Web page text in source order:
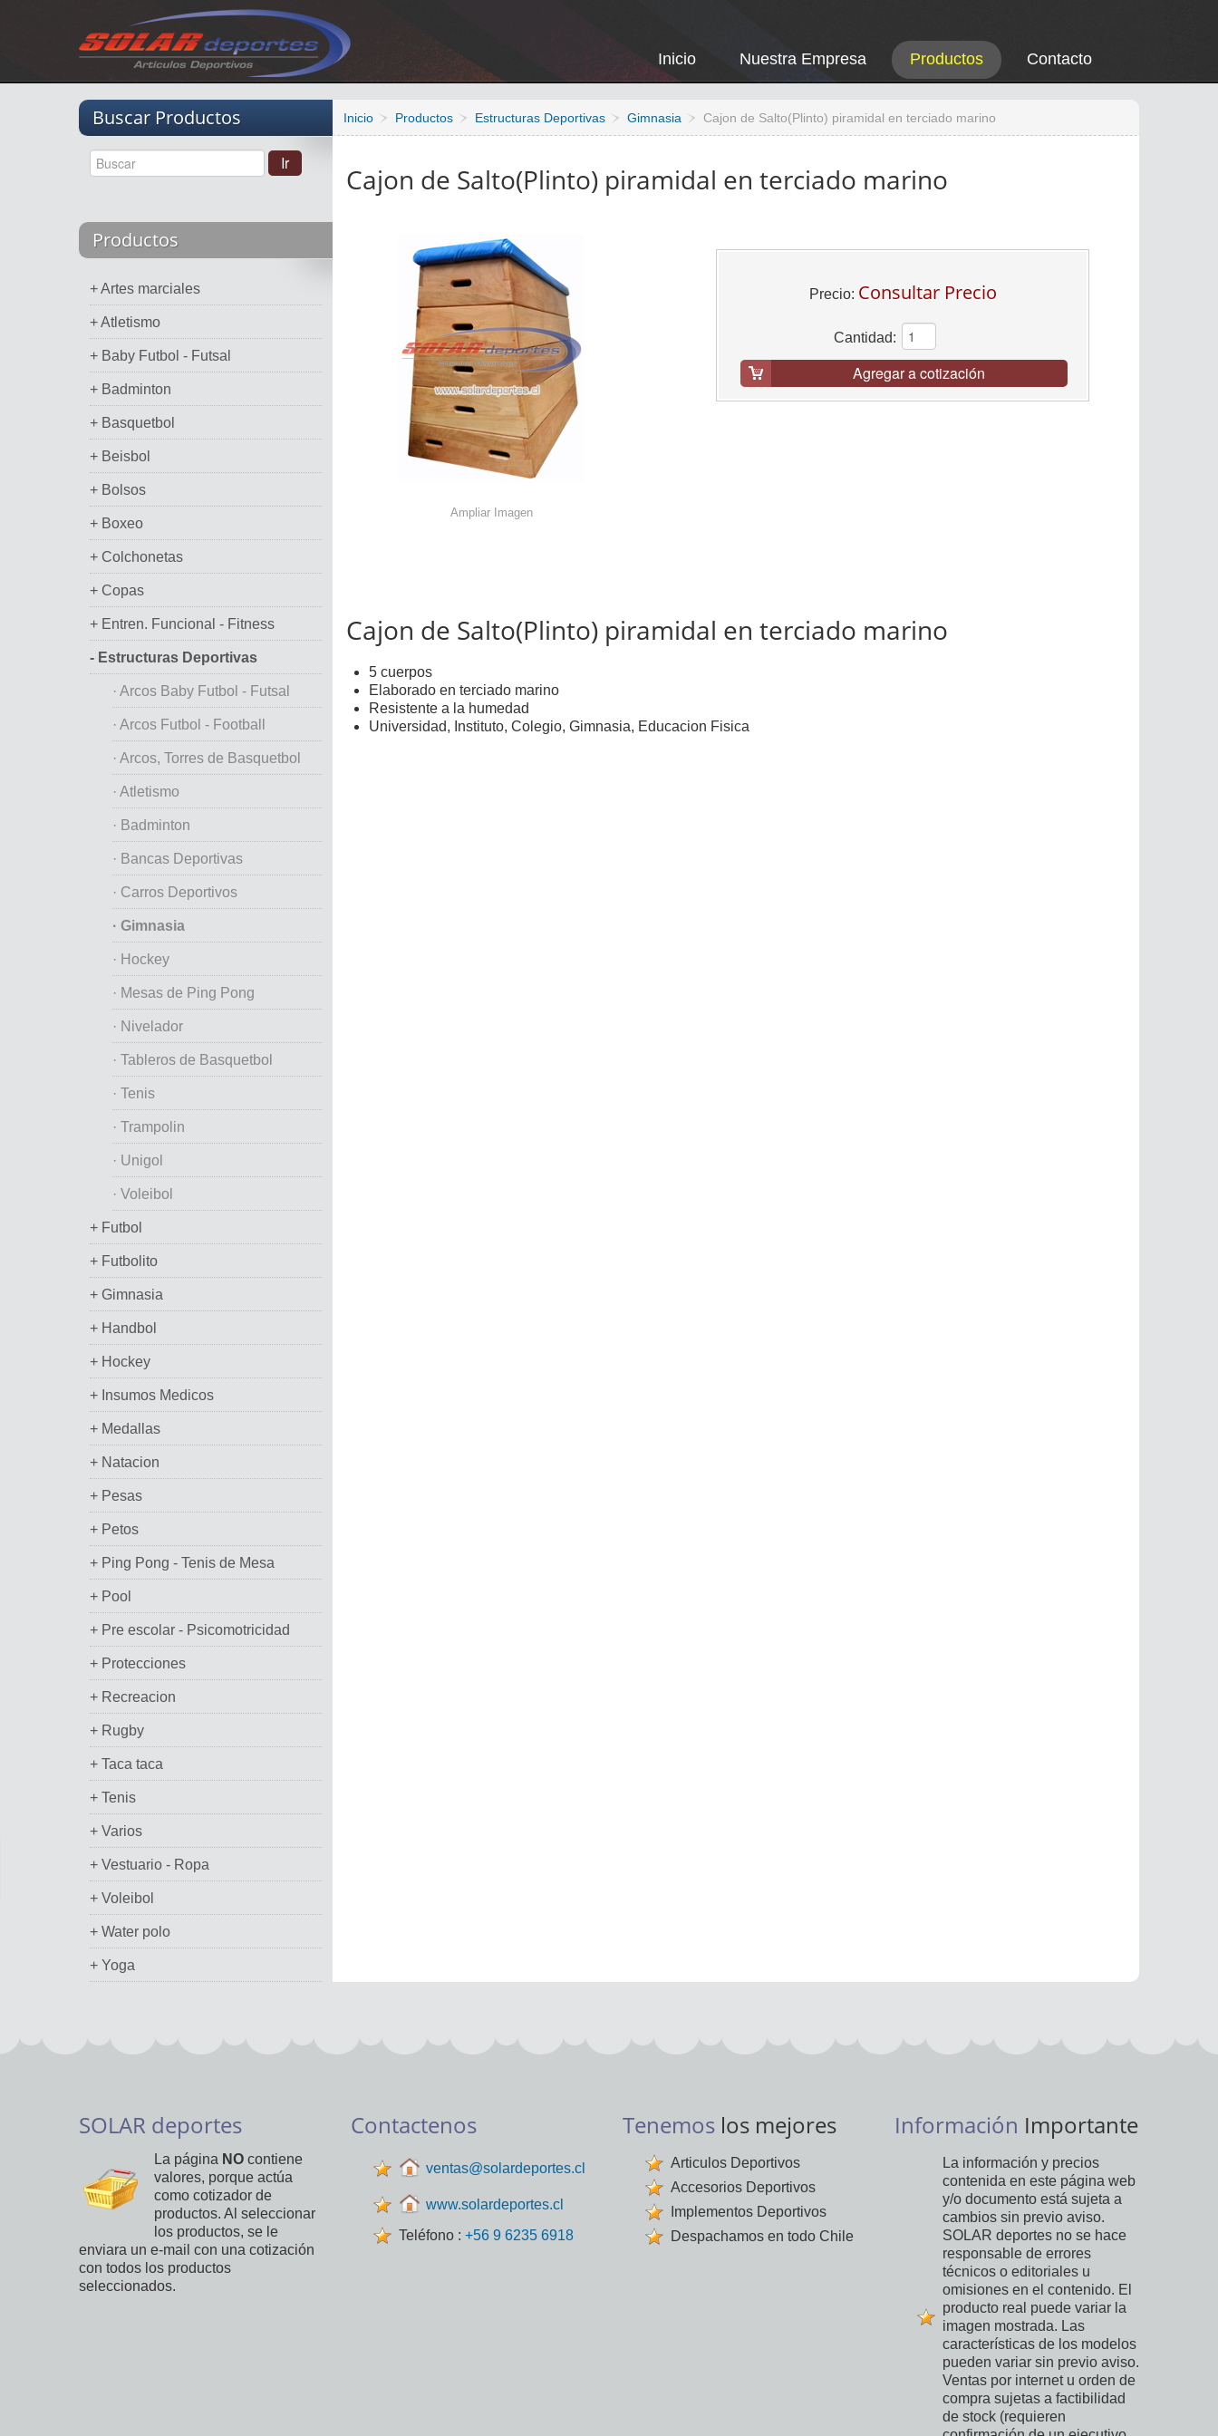
Inicio Nuestra Empresa Productos Contacto
Buscar Productos
Productos
+ Artes marciales
+ Atletismo
+ Baby Futbol - Futsal
+ Badminton
+ Basquetbol
+ Beisbol
+ Bolsos
+ Boxeo
+ Colchonetas
+ Copas
+ Entren. Funcional - Fitness
- Estructuras Deportivas
· Arcos Baby Futbol - Futsal
· Arcos Futbol - Football
· Arcos, Torres de Basquetbol
· Atletismo
· Badminton
· Bancas Deportivas
· Carros Deportivos
· Gimnasia
· Hockey
· Mesas de Ping Pong
· Nivelador
· Tableros de Basquetbol
· Tenis
· Trampolin
· Unigol
· Voleibol
+ Futbol
+ Futbolito
+ Gimnasia
+ Handbol
+ Hockey
+ Insumos Medicos
+ Medallas
+ Natacion
+ Pesas
+ Petos
+ Ping Pong - Tenis de Mesa
+ Pool
+ Pre escolar - Psicomotricidad
+ Protecciones
+ Recreacion
+ Rugby
+ Taca taca
+ Tenis
+ Varios
+ Vestuario - Ropa
+ Voleibol
+ Water polo
+ Yoga
Inicio Productos Estructuras Deportivas Gimnasia Cajon de Salto(Plinto) piramidal en terciado marino
Cajon de Salto(Plinto) piramidal en terciado marino
Precio: Consultar Precio
Cantidad:
Agregar a cotización
Ampliar Imagen
Cajon de Salto(Plinto) piramidal en terciado marino
5 cuerpos
Elaborado en terciado marino
Resistente a la humedad
Universidad, Instituto, Colegio, Gimnasia, Educacion Fisica
SOLAR deportes
La página NO contiene
valores, porque actúa
como cotizador de
productos. Al seleccionar
los productos, se le
enviara un e-mail con una cotización
con todos los productos
seleccionados.
Contactenos
ventas@solardeportes.cl
www.solardeportes.cl
Teléfono : +56 9 6235 6918
Tenemos los mejores
Articulos Deportivos
Accesorios Deportivos
Implementos Deportivos
Despachamos en todo Chile
Información Importante
La información y precios
contenida en este página web
y/o documento está sujeta a
cambios sin previo aviso.
SOLAR deportes no se hace
responsable de errores
técnicos o editoriales u
omisiones en el contenido. El
producto real puede variar la
imagen mostrada. Las
características de los modelos
pueden variar sin previo aviso.
Ventas por internet u orden de
compra sujetas a factibilidad
de stock (requieren